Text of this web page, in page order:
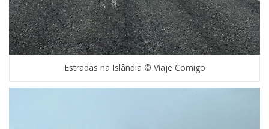
Estradas na Islândia © Viaje Comigo